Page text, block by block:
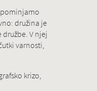
družina je
družbe. V njej
varnosti,
krizo,